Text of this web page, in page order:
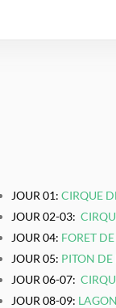
JOUR 01: CIRQUE
JOUR 02-03:
JOUR 04: FORET
JOUR 05: PITON DE
JOUR 06-07:
JOUR 08-09: